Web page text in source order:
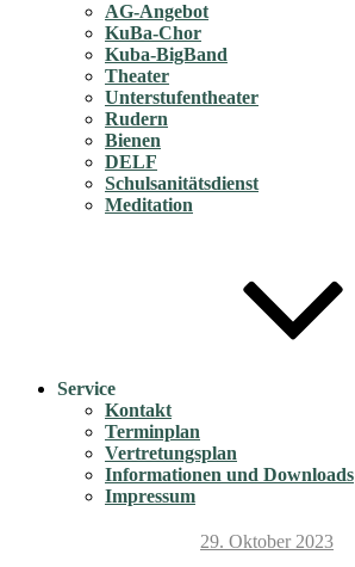
AG-Angebot
KuBa-Chor
Kuba-BigBand
Theater
Unterstufentheater
Rudern
Bienen
DELF
Schulsanitätsdienst
Meditation
Service
Kontakt
Terminplan
Vertretungsplan
Informationen und Downloads
Impressum
Veröffentlicht
29. Oktober 2023